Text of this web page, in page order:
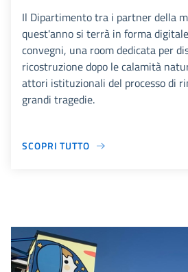
Il Dipartimento tra i partner della
quest'anno si terrà in forma
convegni, una room dedicata per
ricostruzione dopo le calamità
attori istituzionali del processo di
grandi tragedie.
SCOPRI TUTTO